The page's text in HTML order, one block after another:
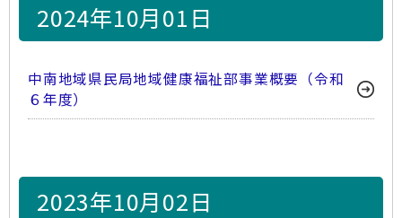
2024年10月01日
中南地域県民局地域健康福祉部事業概要（令和
６年度）
2023年10月02日